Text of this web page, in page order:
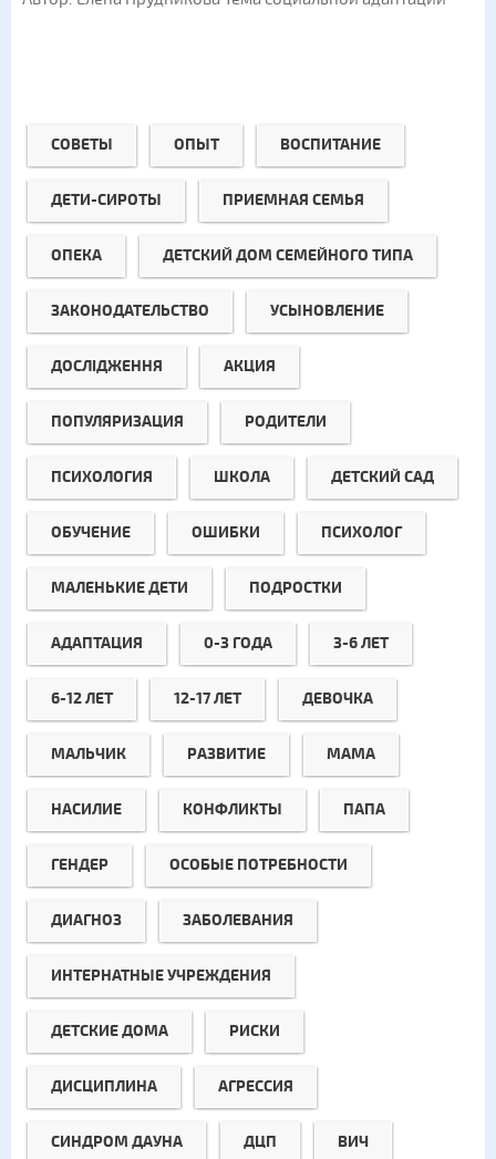
СОВЕТЫ ОПЫТ ВОСПИТАНИЕ
ДЕТИ-СИРОТЫ ПРИЕМНАЯ СЕМЬЯ
ОПЕКА ДЕТСКИЙ ДОМ СЕМЕЙНОГО ТИПА
ЗАКОНОДАТЕЛЬСТВО УСЫНОВЛЕНИЕ
ДОСЛІДЖЕННЯ АКЦИЯ
ПОПУЛЯРИЗАЦИЯ РОДИТЕЛИ
ПСИХОЛОГИЯ ШКОЛА ДЕТСКИЙ САД
ОБУЧЕНИЕ ОШИБКИ ПСИХОЛОГ
МАЛЕНЬКИЕ ДЕТИ ПОДРОСТКИ
АДАПТАЦИЯ 0-3 ГОДА 3-6 ЛЕТ
6-12 ЛЕТ 12-17 ЛЕТ ДЕВОЧКА
МАЛЬЧИК РАЗВИТИЕ МАМА
НАСИЛИЕ КОНФЛИКТЫ ПАПА
ГЕНДЕР ОСОБЫЕ ПОТРЕБНОСТИ
ДИАГНОЗ ЗАБОЛЕВАНИЯ
ИНТЕРНАТНЫЕ УЧРЕЖДЕНИЯ
ДЕТСКИЕ ДОМА РИСКИ
ДИСЦИПЛИНА АГРЕССИЯ
СИНДРОМ ДАУНА ДЦП ВИЧ